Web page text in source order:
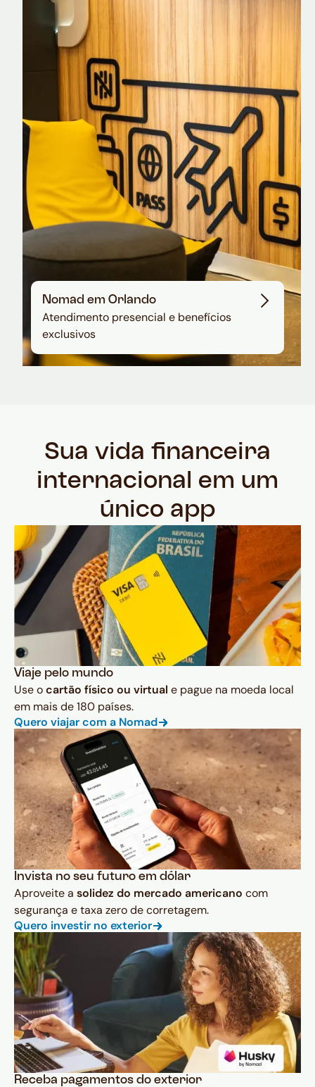
Nomad Explorer
Cartão de crédito brasileiro com cashback
em dólar
Nomad em Orlando
Atendimento presencial e benefícios
exclusivos
Sua vida financeira
internacional em um
único app
Viaje pelo mundo
Use ocartão físico ou virtual e pague na moeda local
em mais de 180 países.
Quero viajar com a Nomad
Invista no seu futuro em dólar
Aproveite a solidez do mercado americano com
segurança e taxa zero de corretagem.
Quero investir no exterior
Receba pagamentos do exterior